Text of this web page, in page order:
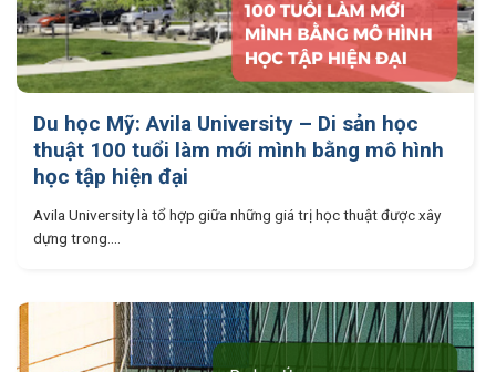
Du học Mỹ: Avila University – Di sản học
thuật 100 tuổi làm mới mình bằng mô hình
học tập hiện đại
Avila University là tổ hợp giữa những giá trị học thuật được xây
dựng trong....